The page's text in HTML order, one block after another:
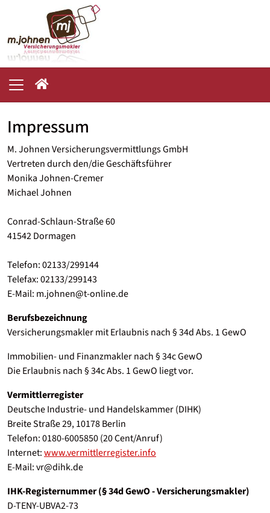
Impressum
M. Johnen Versicherungsvermittlungs GmbH
Vertreten durch den/die Geschäftsführer
Monika Johnen-Cremer
Michael Johnen
Conrad-Schlaun-Straße 60
41542 Dormagen
Telefon: 02133/299144
Telefax: 02133/299143
E-Mail: m.johnen@t-online.de
Berufsbezeichnung
Versicherungsmakler mit Erlaubnis nach § 34d Abs. 1 GewO
Immobilien- und Finanzmakler nach § 34c GewO
Die Erlaubnis nach § 34c Abs. 1 GewO liegt vor.
Vermittlerregister
Deutsche Industrie- und Handelskammer (DIHK)
Breite Straße 29, 10178 Berlin
Telefon: 0180-6005850 (20 Cent/Anruf)
Internet:www.vermittlerregister.info
E-Mail: vr@dihk.de
IHK-Registernummer (§ 34d GewO - Versicherungsmakler)
D-TENY-UBVA2-73